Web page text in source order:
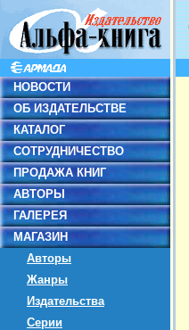
НОВОСТИ
ОБ ИЗДАТЕЛЬСТВЕ
КАТАЛОГ
СОТРУДНИЧЕСТВО
ПРОДАЖА КНИГ
АВТОРЫ
ГАЛЕРЕЯ
МАГАЗИН
Авторы
Жанры
Издательства
Серии